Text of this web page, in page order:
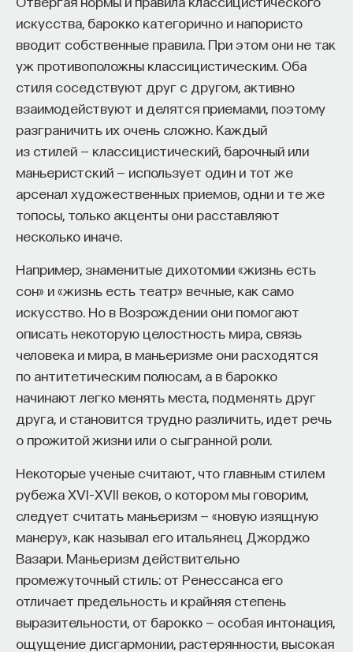
искусства, барокко категорично и напористо
вводит собственные правила. При этом они не так
уж противоположны классицистическим. Оба
стиля соседствуют друг с другом, активно
взаимодействуют и делятся приемами, поэтому
разграничить их очень сложно. Каждый
из стилей — классицистический, барочный или
маньеристский — использует один и тот же
арсенал художественных приемов, одни и те же
топосы, только акценты они расставляют
несколько иначе.
Например, знаменитые дихотомии «жизнь есть
сон» и «жизнь есть театр» вечные, как само
искусство. Но в Возрождении они помогают
описать некоторую целостность мира, связь
человека и мира, в маньеризме они расходятся
по антитетическим полюсам, а в барокко
начинают легко менять места, подменять друг
друга, и становится трудно различить, идет речь
о прожитой жизни или о сыгранной роли.
Некоторые ученые считают, что главным стилем
рубежа XVI–XVII веков, о котором мы говорим,
следует считать маньеризм — «новую изящную
манеру», как называл его итальянец Джорджо
Вазари. Маньеризм действительно
промежуточный стиль: от Ренессанса его
отличает предельность и крайняя степень
выразительности, от барокко — особая интонация,
ощущение дисгармонии, растерянности, высокая